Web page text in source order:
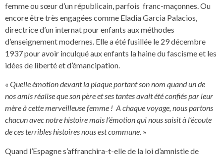
femme ou sœur d’un républicain, parfois franc-maçonnes. Ou
encore être très engagées comme Eladia Garcia Palacios,
directrice d’un internat pour enfants aux méthodes
d’enseignement modernes. Elle a été fusillée le 29 décembre
1937 pour avoir inculqué aux enfants la haine du fascisme et les
idées de liberté et d’émancipation.
« Quelle émotion devant la plaque portant son nom quand un de
nos amis réalise que son père et ses tantes avait été confiés par leur
mère à cette merveilleuse femme ! A chaque voyage, nous partons
chacun avec notre histoire mais l’émotion qui nous saisit à l’écoute
de ces terribles histoires nous est commune. »
Quand l’Espagne s’affranchira-t-elle de la loi d’amnistie de